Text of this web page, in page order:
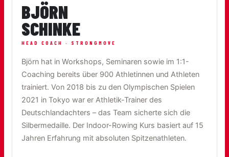
BJÖRN
SCHINKE
HEAD COACH · STRONGMOVE
Björn hat in Workshops, Seminaren sowie im 1:1-
Coaching bereits über 900 Athletinnen und Athleten
trainiert. Von 2018 bis zu den Olympischen Spielen
2021 in Tokyo war er Athletik-Trainer des
Deutschlandachters – das Team sicherte sich die
Silbermedaille. Der Indoor-Rowing Kurs basiert auf 15
Jahren Erfahrung mit absoluten Spitzenathleten.